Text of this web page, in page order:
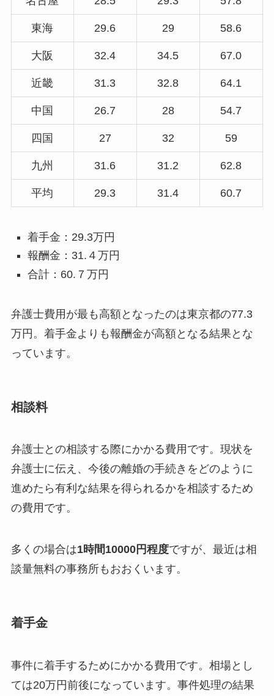
東海 29.6 29 58.6
大阪 32.4 34.5 67.0
近畿 31.3 32.8 64.1
中国 26.7 28 54.7
四国 27 32 59
九州 31.6 31.2 62.8
平均 29.3 31.4 60.7
着手金：29.3万円
報酬金：31.４万円
合計：60.７万円
弁護士費用が最も高額となったのは東京都の77.3
万円。着手金よりも報酬金が高額となる結果とな
っています。
相談料
弁護士との相談する際にかかる費用です。現状を
弁護士に伝え、今後の離婚の手続きをどのように
進めたら有利な結果を得られるかを相談するため
の費用です。
多くの場合は1時間10000円程度ですが、最近は相
談量無料の事務所もおおくいます。
着手金
事件に着手するためにかかる費用です。相場とし
ては20万円前後になっています。事件処理の結果